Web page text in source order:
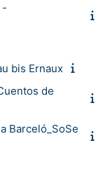
-
bis Ernaux
de
Barceló_SoSe